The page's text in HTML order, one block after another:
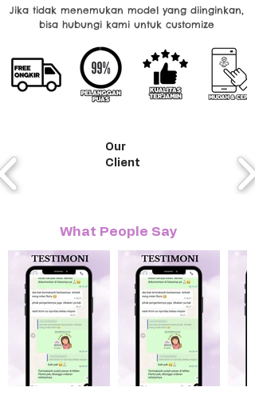
Jika tidak menemukan model yang diinginkan,
bisa hubungi kami untuk customize
Our
Client
What People Say